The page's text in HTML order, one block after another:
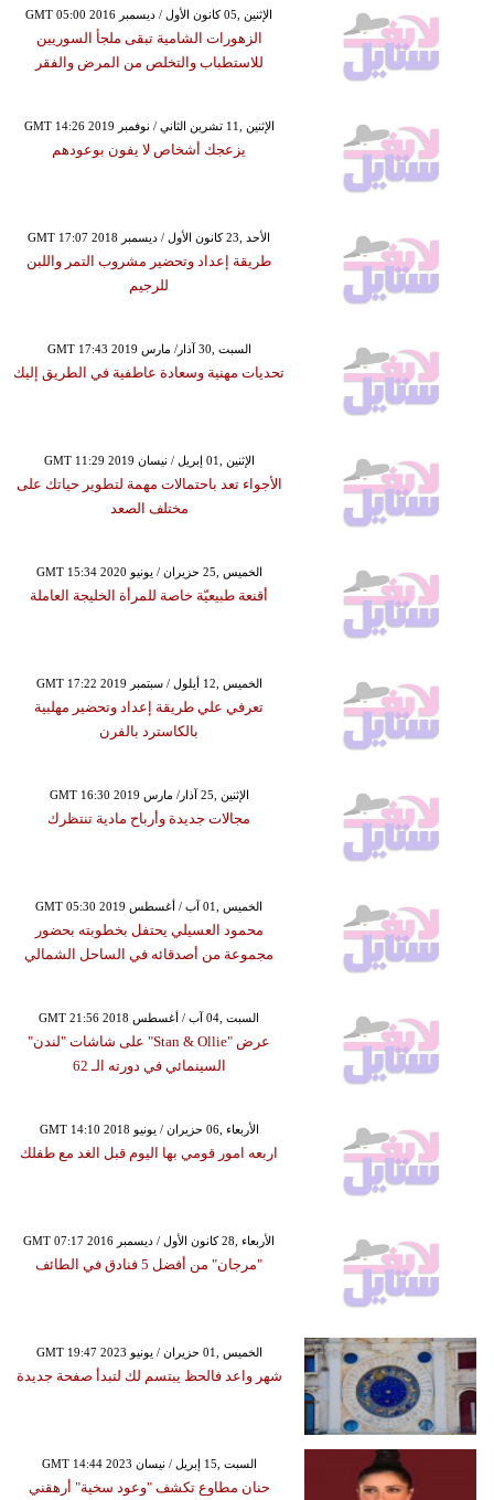
GMT 05:00 2016 الإثنين ,05 كانون الأول / ديسمبر
الزهورات الشامية تبقى ملجأ السوريين
للاستطباب والتخلص من المرض والفقر
GMT 14:26 2019 الإثنين ,11 تشرين الثاني / نوفمبر
يزعجك أشخاص لا يفون بوعودهم
GMT 17:07 2018 الأحد ,23 كانون الأول / ديسمبر
طريقة إعداد وتحضير مشروب التمر واللبن
للرجيم
GMT 17:43 2019 السبت ,30 آذار/ مارس
تحديات مهنية وسعادة عاطفية في الطريق إليك
GMT 11:29 2019 الإثنين ,01 إبريل / نيسان
الأجواء تعد باحتمالات مهمة لتطوير حياتك على
مختلف الصعد
GMT 15:34 2020 الخميس ,25 حزيران / يونيو
أقنعة طبيعيّة خاصة للمرأة الخليجة العاملة
GMT 17:22 2019 الخميس ,12 أيلول / سبتمبر
تعرفي علي طريقة إعداد وتحضير مهلبية
بالكاسترد بالفرن
GMT 16:30 2019 الإثنين ,25 آذار/ مارس
مجالات جديدة وأرباح مادية تنتظرك
GMT 05:30 2019 الخميس ,01 آب / أغسطس
محمود العسيلي يحتفل بخطوبته بحضور
مجموعة من أصدقائه في الساحل الشمالي
GMT 21:56 2018 السبت ,04 آب / أغسطس
عرض "Stan & Ollie" على شاشات "لندن"
السينمائي في دورته الـ 62
GMT 14:10 2018 الأربعاء ,06 حزيران / يونيو
اربعه امور قومي بها اليوم قبل الغد مع طفلك
GMT 07:17 2016 الأربعاء ,28 كانون الأول / ديسمبر
"مرجان" من أفضل 5 فنادق في الطائف
GMT 19:47 2023 الخميس ,01 حزيران / يونيو
شهر واعد فالحظ يبتسم لك لتبدأ صفحة جديدة
GMT 14:44 2023 السبت ,15 إبريل / نيسان
حنان مطاوع تكشف "وعود سخية" أرهقني